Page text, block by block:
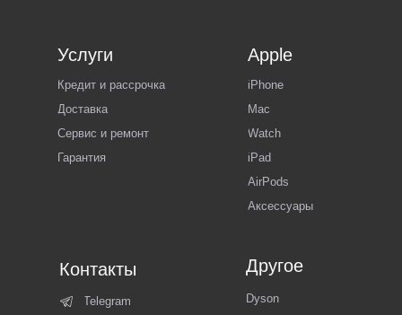
iPhone
Watch
iPad
Mac
AirPods
Аксессуары
Dyson
Telegram
Гарантия
Сервис и ремонт
Доставка
Кредит и рассрочка
Услуги Apple
Другое
Контакты